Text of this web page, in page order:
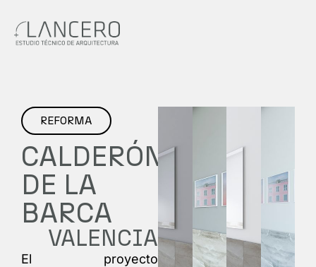
REFORMA
CALDERÓN
DE LA
BARCA
VALENCIA
El proyecto